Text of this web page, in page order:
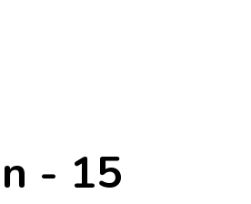
- 15